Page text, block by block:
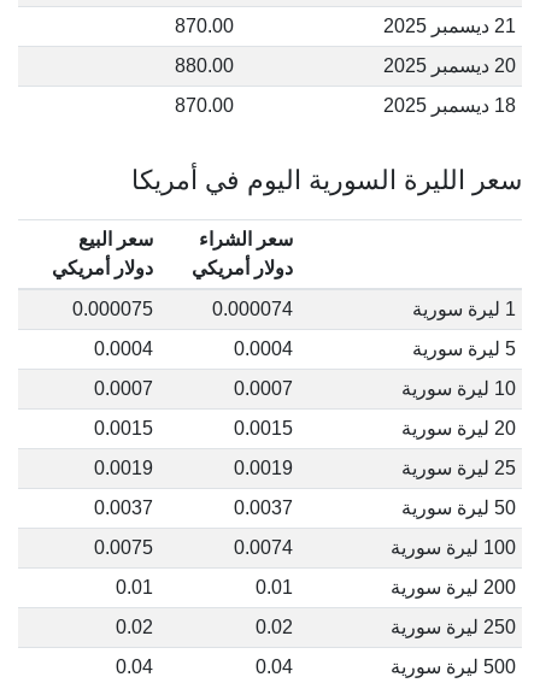
21 ديسمبر 2025
870.00
20 ديسمبر 2025
880.00
18 ديسمبر 2025
870.00
سعر الليرة السورية اليوم في أمريكا
سعر الشراء
دولار أمريكي
سعر البيع
دولار أمريكي
1 ليرة سورية
0.000074
0.000075
5 ليرة سورية
0.0004
0.0004
10 ليرة سورية
0.0007
0.0007
20 ليرة سورية
0.0015
0.0015
25 ليرة سورية
0.0019
0.0019
50 ليرة سورية
0.0037
0.0037
100 ليرة سورية
0.0074
0.0075
200 ليرة سورية
0.01
0.01
250 ليرة سورية
0.02
0.02
500 ليرة سورية
0.04
0.04